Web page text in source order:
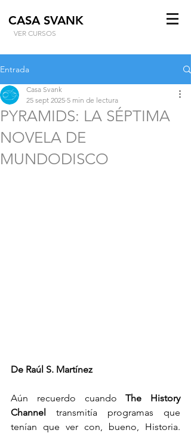
CASA SVANK
VER CURSOS
Entrada
PYRAMIDS: LA SÉPTIMA
NOVELA DE
MUNDODISCO
Casa Svank
25 sept 2025 5 min de lectura
De Raúl S. Martínez
Aún recuerdo cuando The History
Channel transmitía programas que
tenían que ver con, bueno, Historia.